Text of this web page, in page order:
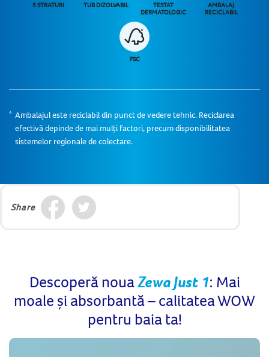
5 STRATURI TUB DIZOLVABIL
TESTAT
DERMATOLOGIC
AMBALAJ
RECICLABIL
FSC
Ambalajul este reciclabil din punct de vedere tehnic. Reciclarea
efectivă depinde de mai mulți factori, precum disponibilitatea
sistemelor regionale de colectare.
Share
Descoperă nouaZewa Just 1: Mai
moale și absorbantă – calitatea WOW
pentru baia ta!